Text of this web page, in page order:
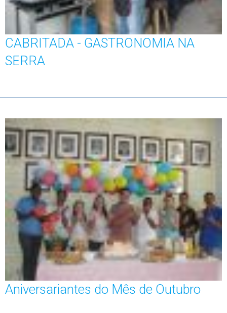
CABRITADA - GASTRONOMIA NA
SERRA
Aniversariantes do Mês de Outubro